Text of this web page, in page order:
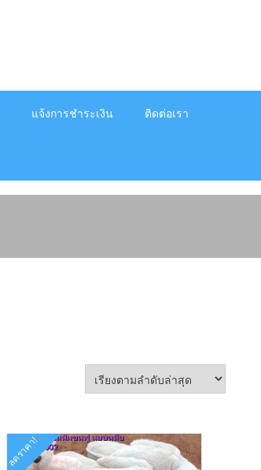
แจ้งการชำระเงิน ติดต่อเรา
ลดราคา!